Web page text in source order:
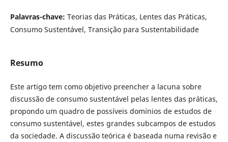
Palavras-chave: Teorias das Práticas, Lentes das Práticas,
Consumo Sustentável, Transição para Sustentabilidade
Resumo
Este artigo tem como objetivo preencher a lacuna sobre
discussão de consumo sustentável pelas lentes das práticas,
propondo um quadro de possíveis domínios de estudos de
consumo sustentável, estes grandes subcampos de estudos
da sociedade. A discussão teórica é baseada numa revisão e